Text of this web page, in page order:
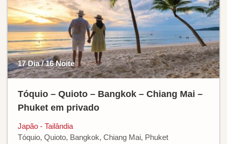
17 Dia / 16 Noite
Tóquio – Quioto – Bangkok – Chiang Mai –
Phuket em privado
Japão - Tailândia
Tóquio, Quioto, Bangkok, Chiang Mai, Phuket